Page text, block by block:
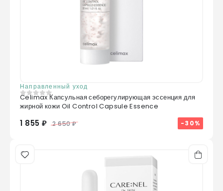
Направленный уход
0из 5
Celimax Капсульная себорегулирующая эссенция для
жирной кожи Oil Control Capsule Essence
1 855 ₽ 2 650 ₽ -30%